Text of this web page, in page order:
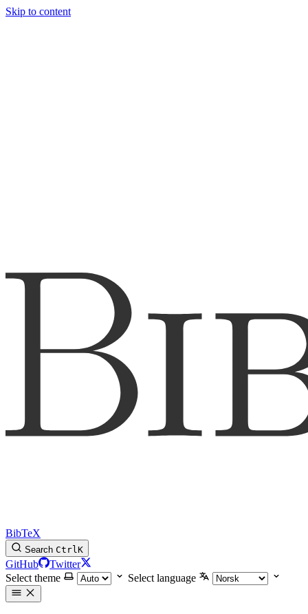
Skip to content
BibTeX
Search CtrlK
GitHub
Twitter
Select theme
Select language